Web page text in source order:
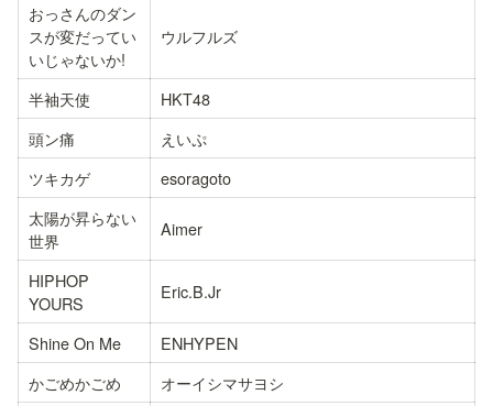
おっさんのダン
スが変だってい
いじゃないか!
ウルフルズ
半袖天使
HKT48
頭ン痛
えいぷ
ツキカゲ
esoragoto
太陽が昇らない
世界
Aimer
HIPHOP
YOURS
Eric.B.Jr
Shine On Me
ENHYPEN
かごめかごめ
オーイシマサヨシ